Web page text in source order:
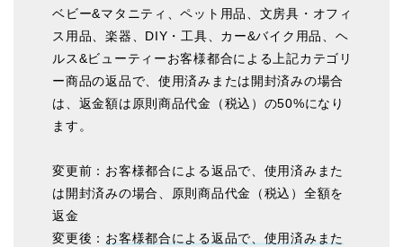
ベビー&マタニティ、ペット用品、文房具・オフィ
ス用品、楽器、DIY・工具、カー&バイク用品、ヘ
ルス&ビューティーお客様都合による上記カテゴリ
ー商品の返品で、使用済みまたは開封済みの場合
は、返金額は原則商品代金（税込）の50%になり
ます。
変更前：お客様都合による返品で、使用済みまた
は開封済みの場合、原則商品代金（税込）全額を
返金
変更後： お客様都合による返品で、使用済みまた